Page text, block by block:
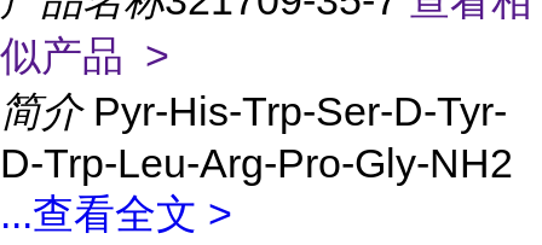
似产品 >
简介 Pyr-His-Trp-Ser-D-Tyr-
D-Trp-Leu-Arg-Pro-Gly-NH2
...查看全文 >